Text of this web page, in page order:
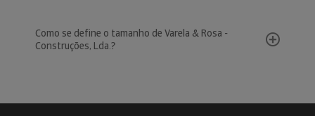
Como se define o tamanho de Varela & Rosa -
Construções, Lda.?